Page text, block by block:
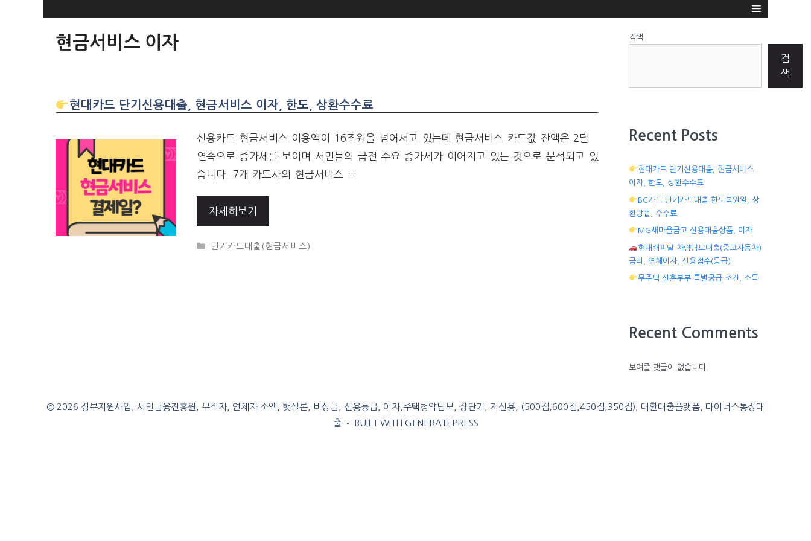
현금서비스 이자
현대카드 단기신용대출, 현금서비스 이자, 한도, 상환수수료
신용카드 현금서비스 이용액이 16조원을 넘어서고 있는데 현금서비스 카드값 잔액은 2달
연속으로 증가세를 보이며 서민들의 급전 수요 증가세가 이어지고 있는 것으로 분석되고 있
습니다. 7개 카드사의 현금서비스 …
자세히보기
CATEGORIES
단기카드대출(현금서비스)
검색
검
색
Recent Posts
현대카드 단기신용대출, 현금서비스
이자, 한도, 상환수수료
BC카드 단기카드대출 한도복원일, 상
환방법, 수수료
MG새마을금고 신용대출상품, 이자
현대캐피탈 차량담보대출(중고자동차)
금리, 연체이자, 신용점수(등급)
무주택 신혼부부 특별공급 조건, 소득
Recent Comments
보여줄 댓글이 없습니다.
© 2026 정부지원사업, 서민금융진흥원, 무직자, 연체자 소액, 햇살론, 비상금, 신용등급, 이자,주택청약담보, 장단기, 저신용, (500점,600점,450점,350점), 대환대출플랫폼, 마이너스통장대
출• BUILT WITH GENERATEPRESS